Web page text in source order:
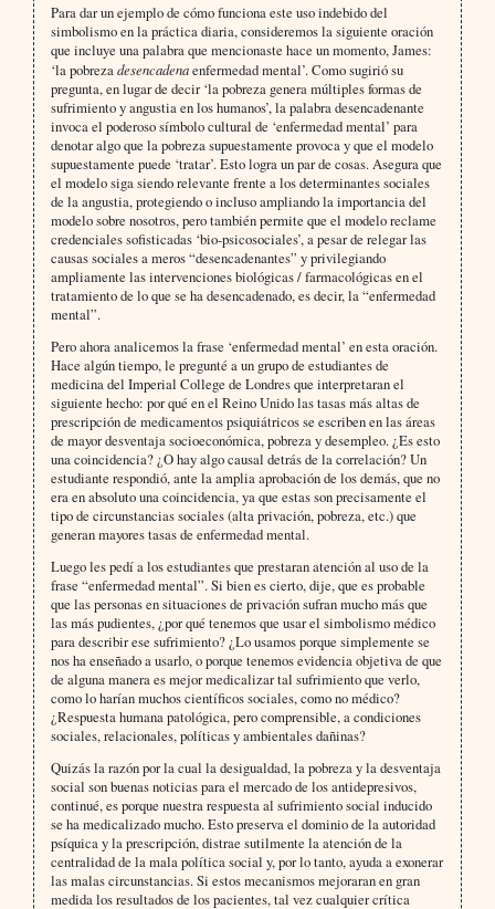
Para dar un ejemplo de cómo funciona este uso indebido del
simbolismo en la práctica diaria, consideremos la siguiente oración
que incluye una palabra que mencionaste hace un momento, James:
‘la pobrezadesencadenaenfermedad mental’. Como sugirió su
pregunta, en lugar de decir ‘la pobreza genera múltiples formas de
sufrimiento y angustia en los humanos’, la palabra desencadenante
invoca el poderoso símbolo cultural de ‘enfermedad mental’ para
denotar algo que la pobreza supuestamente provoca y que el modelo
supuestamente puede ‘tratar’. Esto logra un par de cosas. Asegura que
el modelo siga siendo relevante frente a los determinantes sociales
de la angustia, protegiendo o incluso ampliando la importancia del
modelo sobre nosotros, pero también permite que el modelo reclame
credenciales sofisticadas ‘bio-psicosociales’, a pesar de relegar las
causas sociales a meros “desencadenantes” y privilegiando
ampliamente las intervenciones biológicas / farmacológicas en el
tratamiento de lo que se ha desencadenado, es decir, la “enfermedad
mental”.
Pero ahora analicemos la frase ‘enfermedad mental’ en esta oración.
Hace algún tiempo, le pregunté a un grupo de estudiantes de
medicina del Imperial College de Londres que interpretaran el
siguiente hecho: por qué en el Reino Unido las tasas más altas de
prescripción de medicamentos psiquiátricos se escriben en las áreas
de mayor desventaja socioeconómica, pobreza y desempleo. ¿Es esto
una coincidencia? ¿O hay algo causal detrás de la correlación? Un
estudiante respondió, ante la amplia aprobación de los demás, que no
era en absoluto una coincidencia, ya que estas son precisamente el
tipo de circunstancias sociales (alta privación, pobreza, etc.) que
generan mayores tasas de enfermedad mental.
Luego les pedí a los estudiantes que prestaran atención al uso de la
frase “enfermedad mental”. Si bien es cierto, dije, que es probable
que las personas en situaciones de privación sufran mucho más que
las más pudientes, ¿por qué tenemos que usar el simbolismo médico
para describir ese sufrimiento? ¿Lo usamos porque simplemente se
nos ha enseñado a usarlo, o porque tenemos evidencia objetiva de que
de alguna manera es mejor medicalizar tal sufrimiento que verlo,
como lo harían muchos científicos sociales, como no médico?
¿Respuesta humana patológica, pero comprensible, a condiciones
sociales, relacionales, políticas y ambientales dañinas?
Quizás la razón por la cual la desigualdad, la pobreza y la desventaja
social son buenas noticias para el mercado de los antidepresivos,
continué, es porque nuestra respuesta al sufrimiento social inducido
se ha medicalizado mucho. Esto preserva el dominio de la autoridad
psíquica y la prescripción, distrae sutilmente la atención de la
centralidad de la mala política social y, por lo tanto, ayuda a exonerar
las malas circunstancias. Si estos mecanismos mejoraran en gran
medida los resultados de los pacientes, tal vez cualquier crítica